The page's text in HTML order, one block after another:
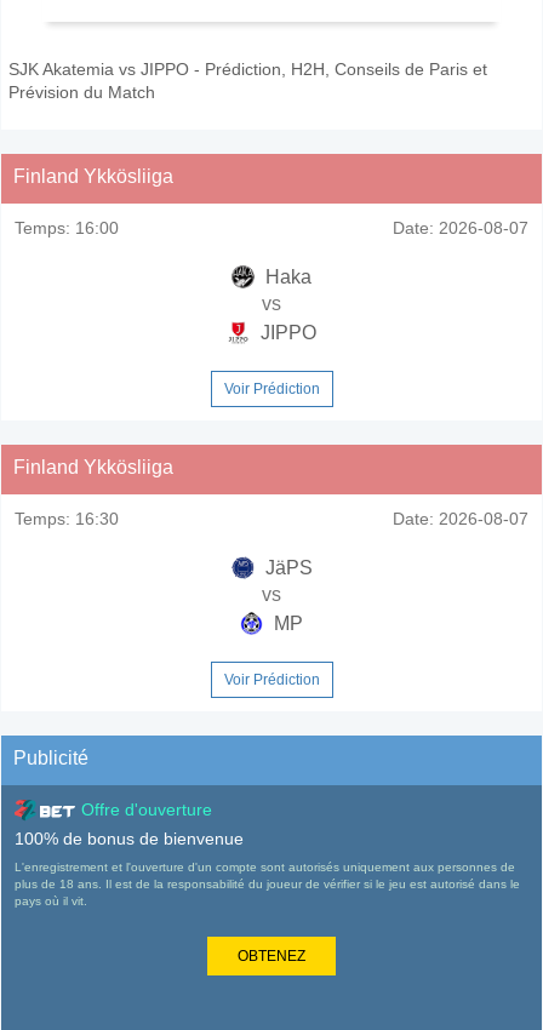
SJK Akatemia vs JIPPO - Prédiction, H2H, Conseils de Paris et
Prévision du Match
Finland Ykkösliiga
Temps: 16:00 Date: 2026-08-07
Haka
vs
JIPPO
Voir Prédiction
Finland Ykkösliiga
Temps: 16:30 Date: 2026-08-07
JäPS
vs
MP
Voir Prédiction
Publicité
Offre d'ouverture
100% de bonus de bienvenue
L'enregistrement et l'ouverture d'un compte sont autorisés uniquement aux personnes de
plus de 18 ans. Il est de la responsabilité du joueur de vérifier si le jeu est autorisé dans le
pays où il vit.
OBTENEZ